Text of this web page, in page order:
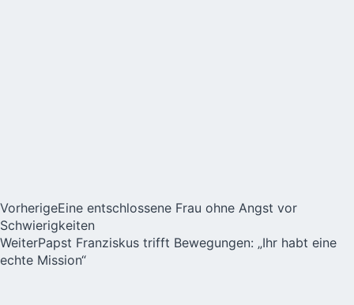
VorherigeEine entschlossene Frau ohne Angst vor
Schwierigkeiten
WeiterPapst Franziskus trifft Bewegungen: „Ihr habt eine
echte Mission“